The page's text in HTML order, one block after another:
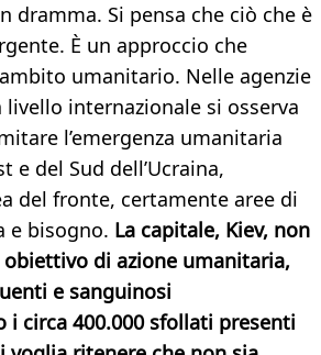
dramma. Si pensa che ciò che è
È un approccio che
umanitario. Nelle agenzie
livello internazionale si osserva
l’emergenza umanitaria
e del Sud dell’Ucraina,
del fronte, certamente aree di
e bisogno. La capitale, Kiev, non
di azione umanitaria,
e sanguinosi
i circa 400.000 sfollati presenti